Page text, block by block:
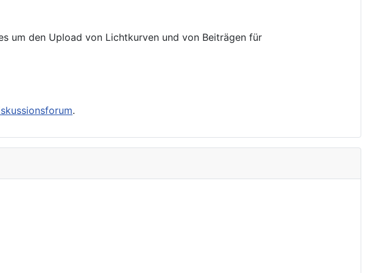
um den Upload von Lichtkurven und von Beiträgen für
.